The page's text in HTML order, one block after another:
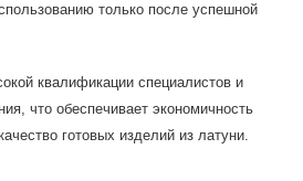
только после успешной
квалификации специалистов и
что обеспечивает экономичность
готовых изделий из латуни.